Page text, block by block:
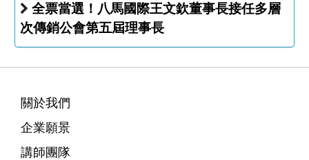
全票當選！八馬國際王文欽董事長接任多層
次傳銷公會第五屆理事長
關於我們
企業願景
講師團隊